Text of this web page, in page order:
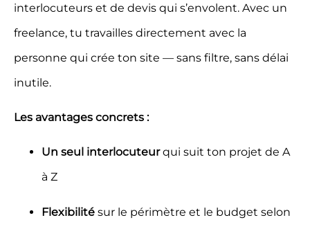
interlocuteurs et de devis qui s’envolent. Avec un
freelance, tu travailles directement avec la
personne qui crée ton site — sans filtre, sans délai
inutile.
Les avantages concrets :
Un seul interlocuteurqui suit ton projet de A
à Z
Flexibilité sur le périmètre et le budget selon